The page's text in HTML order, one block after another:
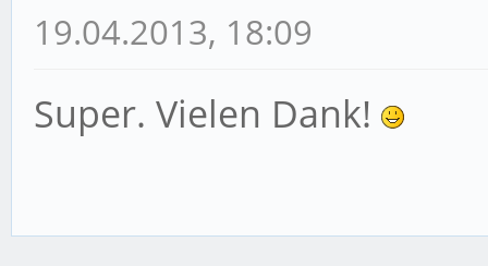
19.04.2013, 18:09
Super. Vielen Dank!